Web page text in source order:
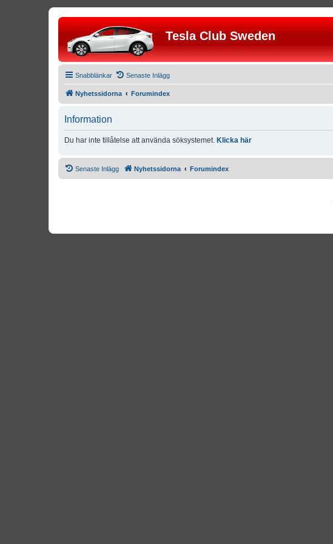
Tesla Club Sweden
Snabblänkar Senaste Inlägg
Nyhetssidorna Forumindex
Information
Du har inte tillåtelse att använda söksystemet. Klicka här
Senaste Inlägg Nyhetssidorna Forumindex